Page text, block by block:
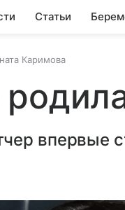
Статьи
Каримова
впервые